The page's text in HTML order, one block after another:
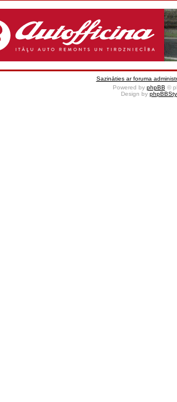
Sazināties ar foruma
Powered by phpBB ©
Design by